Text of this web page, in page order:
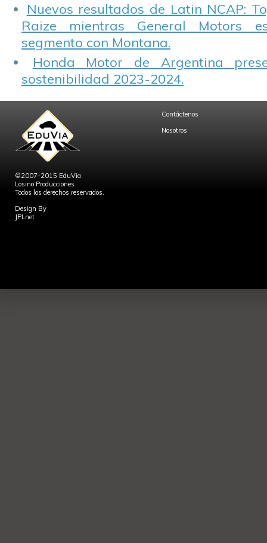
Nuevos resultados de Latin NCAP:
Raize mientras General Motors
segmento con Montana.
Honda Motor de Argentina
sostenibilidad 2023-2024.
©2007-2015 EduVia
Losino Producciones
Todos los derechos reservados.
Design By
JPLnet
Contáctenos
Nosotros